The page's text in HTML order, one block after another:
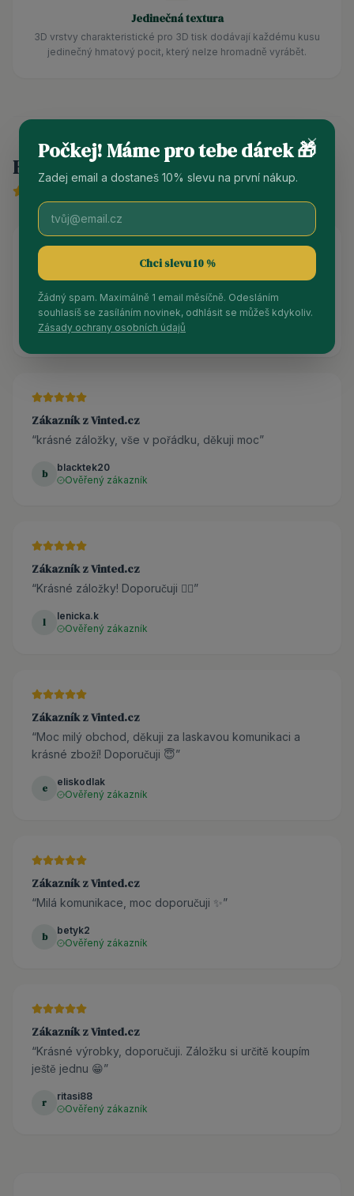
Jedinečná textura
3D vrstvy charakteristické pro 3D tisk dodávají každému kusu
jedinečný hmatový pocit, který nelze hromadně vyrábět.
Hodnocení produktu
Zákazník z Vinted.cz
Záložky jsou naprosto úžasné! Doporučuji! 💟
m
mrally
Ověřený zákazník
Zákazník z Vinted.cz
“krásné záložky, vše v pořádku, děkuji moc”
b
blacktek20
Ověřený zákazník
Zákazník z Vinted.cz
“Krásné záložky! Doporučuji 👌🏼”
l
lenicka.k
Ověřený zákazník
Zákazník z Vinted.cz
“Moc milý obchod, děkuji za laskavou komunikaci a
krásné zboží! Doporučuji 😇”
e
eliskodlak
Ověřený zákazník
Zákazník z Vinted.cz
“Milá komunikace, moc doporučuji ✨”
b
betyk2
Ověřený zákazník
Zákazník z Vinted.cz
“Krásné výrobky, doporučuji. Záložku si určitě koupím
ještě jednu 😁”
r
ritasi88
Ověřený zákazník
Počkej! Máme pro tebe dárek 🎁
Zadej email a dostaneš 10% slevu na první nákup.
Chci slevu 10 %
Žádný spam. Maximálně 1 email měsíčně. Odesláním
souhlasíš se zasíláním novinek, odhlásit se můžeš kdykoliv.
Zásady ochrany osobních údajů